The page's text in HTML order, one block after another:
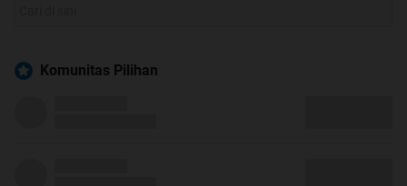
Komunitas Pilihan